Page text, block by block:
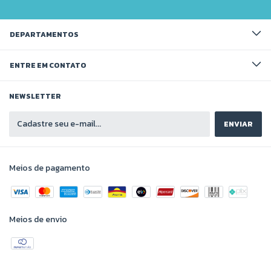
DEPARTAMENTOS
ENTRE EM CONTATO
NEWSLETTER
Meios de pagamento
Meios de envio